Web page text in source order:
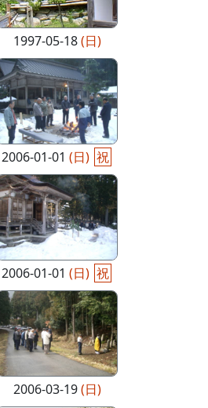
1997-05-18(日)
2006-01-01 (日) 祝
2006-01-01 (日) 祝
2006-03-19(日)